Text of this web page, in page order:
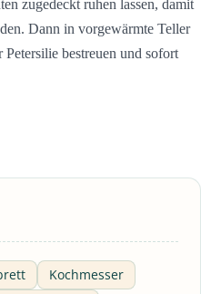
zugedeckt ruhen lassen, damit
Dann in vorgewärmte Teller
bestreuen und sofort
Kochmesser